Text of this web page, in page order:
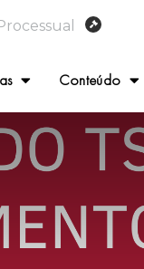
Conteúdo